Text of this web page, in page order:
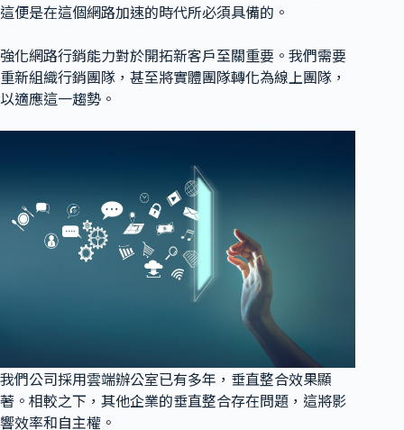
這便是在這個網路加速的時代所必須具備的。
強化網路行銷能力對於開拓新客戶至關重要。我們需要
重新組織行銷團隊，甚至將實體團隊轉化為線上團隊，
以適應這一趨勢。
我們公司採用雲端辦公室已有多年，垂直整合效果顯
著。相較之下，其他企業的垂直整合存在問題，這將影
響效率和自主權。